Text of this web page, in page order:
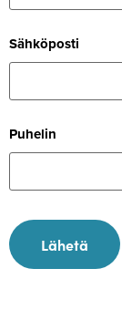
Säh­kö­posti
Puhelin
Lähetä